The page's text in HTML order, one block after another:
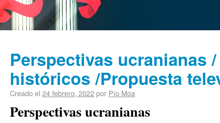
Perspectivas ucranianas
históricos /Propuesta
Creado el 24 febrero, 2022por Pío Moa
Perspectivas ucranianas